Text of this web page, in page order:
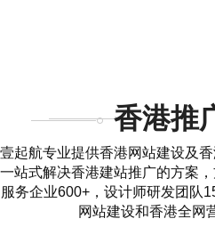
香港推
壹起航专业提供香港网站建设及
一站式解决香港建站推广的方案
服务企业600+，设计师研发团队
网站建设和香港全网